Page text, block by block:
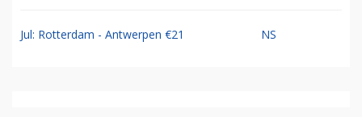
Jul: Rotterdam - Antwerpen €21 NS